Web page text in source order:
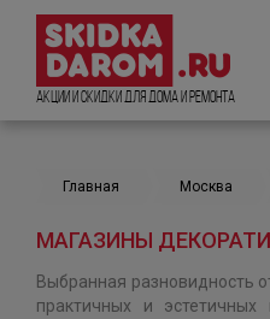
Акции и Скидки для дома и ремонта
Главная Москва
МАГАЗИНЫ
Выбранная разновидность
практичных и